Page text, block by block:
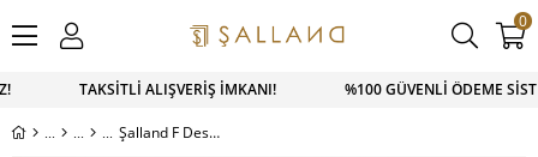
TAKSİTLİ ALIŞVERİŞ İMKANI! %100 GÜVENLİ ÖDEME
0
Şalland F Desen Yün Kaşmir Şal Pembe Vizon